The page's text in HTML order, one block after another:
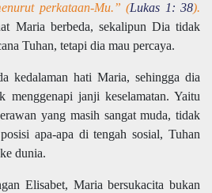
perkataan-Mu.” (Lukas 1: 38).
Maria berbeda, sekalipun Dia tidak
Tuhan, tetapi dia mau percaya.
kedalaman hati Maria, sehingga dia
menggenapi janji keselamatan. Yaitu
yang masih sangat muda, tidak
apa-apa di tengah sosial, Tuhan
dunia.
Elisabet, Maria bersukacita bukan